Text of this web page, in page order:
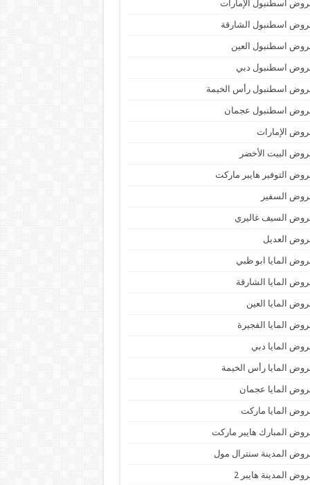
اسطنبول الإمارات
اسطنبول الشارقة
اسطنبول العين
اسطنبول دبي
اسطنبول رأس الخيمة
اسطنبول عجمان
الإمارات
البيت الأخضر
التوفير هايبر ماركت
السفير
السيف غاليري
العديل
المايا ابو ظبي
المايا الشارقة
المايا العين
المايا الفجيرة
المايا دبي
المايا رأس الخيمة
المايا عجمان
المايا ماركت
المبارك هايبر ماركت
المدينة سنترال مول
المدينة هايبر 2